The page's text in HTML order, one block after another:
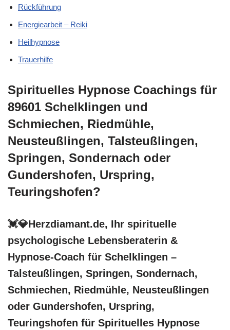
Rückführung
Energiearbeit – Reiki
Heilhypnose
Trauerhilfe
Spirituelles Hypnose Coachings für
89601 Schelklingen und
Schmiechen, Riedmühle,
Neusteußlingen, Talsteußlingen,
Springen, Sondernach oder
Gundershofen, Urspring,
Teuringshofen?
💓️💎Herzdiamant.de, Ihr spirituelle
psychologische Lebensberaterin &
Hypnose-Coach für Schelklingen –
Talsteußlingen, Springen, Sondernach,
Schmiechen, Riedmühle, Neusteußlingen
oder Gundershofen, Urspring,
Teuringshofen für Spirituelles Hypnose